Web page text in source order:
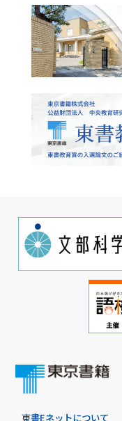
東書Eネットについて